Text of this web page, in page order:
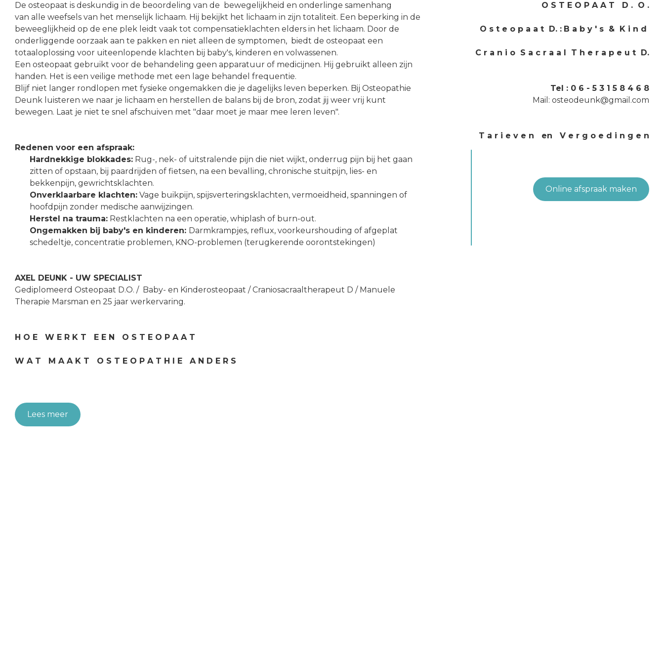
De osteopaat is deskundig in de beoordeling van de bewegelijkheid en onderlinge samenhang
van alle weefsels van het menselijk lichaam. Hij bekijkt het lichaam in zijn totaliteit. Een beperking in de
beweeglijkheid op de ene plek leidt vaak tot compensatieklachten elders in het lichaam. Door de
onderliggende oorzaak aan te pakken en niet alleen de symptomen, biedt de osteopaat een
totaaloplossing voor uiteenlopende klachten bij baby's, kinderen en volwassenen.
Een osteopaat gebruikt voor de behandeling geen apparatuur of medicijnen. Hij gebruikt alleen zijn
handen. Het is een veilige methode met een lage behandel frequentie.
Blijf niet langer rondlopen met fysieke ongemakken die je dagelijks leven beperken. Bij Osteopathie
Deunk luisteren we naar je lichaam en herstellen de balans bij de bron, zodat jij weer vrij kunt
bewegen. Laat je niet te snel afschuiven met "daar moet je maar mee leren leven".
Redenen voor een afspraak:
Hardnekkige blokkades: Rug-, nek- of uitstralende pijn die niet wijkt, onderrug pijn bij het gaan
zitten of opstaan, bij paardrijden of fietsen, na een bevalling, chronische stuitpijn, lies- en
bekkenpijn, gewrichtsklachten.
Onverklaarbare klachten: Vage buikpijn, spijsverteringsklachten, vermoeidheid, spanningen of
hoofdpijn zonder medische aanwijzingen.
Herstel na trauma: Restklachten na een operatie, whiplash of burn-out.
Ongemakken bij baby's en kinderen: Darmkrampjes, reflux, voorkeurshouding of afgeplat
schedeltje, concentratie problemen, KNO-problemen (terugkerende oorontstekingen)
AXEL DEUNK - UW SPECIALIST
Gediplomeerd Osteopaat D.O. / Baby- en Kinderosteopaat / Craniosacraaltherapeut D / Manuele
Therapie Marsman en 25 jaar werkervaring.
H O E W E R K T E E N O S T E O P A A T
W A T M A A K T O S T E O P A T H I E A N D E R S
Lees meer
O S T E O P A A T D . O .
O s t e o p a a t D. : B a b y ' s & K i n d
C r a n i o S a c r a a l T h e r a p e u t D.
Tel : 0 6 - 5 3 1 5 8 4 6 8
Mail: osteodeunk@gmail.com
T a r i e v e n en V e r g o e d i n g e n
Online afspraak maken